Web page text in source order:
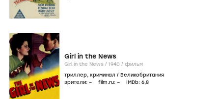
Girl in the News
Girl in the News / 1940 / фильм
триллер, криминал / Великобритания
зрители: – film.ru: – IMDb: 6,8